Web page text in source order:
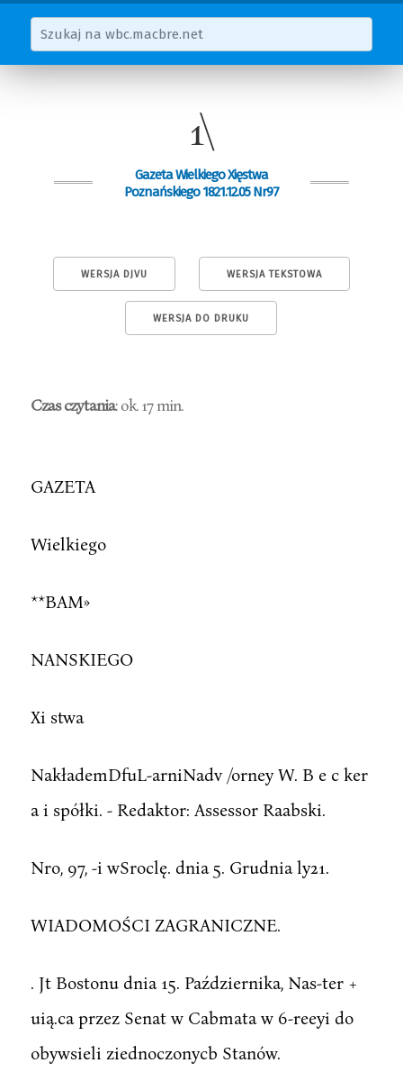
1\
Gazeta Wielkiego Xięstwa
Poznańskiego 1821.12.05 Nr97
WERSJA DJVU WERSJA TEKSTOWA
WERSJA DO DRUKU
Czas czytania: ok. 17 min.
GAZETA
Wielkiego
**BAM»
NANSKIEGO
Xi stwa
NakłademDfuL-arniNadv /orney W. B e c ker
a i spółki. - Redaktor: Assessor Raabski.
Nro, 97, -i wSroclę. dnia 5. Grudnia ly21.
WIADOMOŚCI ZAGRANICZNE.
. Jt Bostonu dnia 15. Października, Nas-ter +
uią.ca przez Senat w Cabmata w 6-reeyi do
obywsieli ziednoczonycb Stanów.